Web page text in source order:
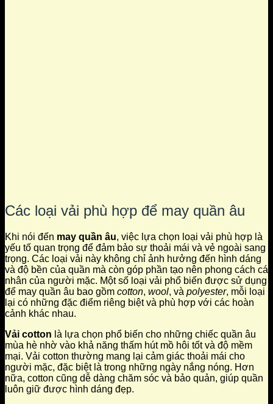
Các loại vải phù hợp để may quần âu
Khi nói đến may quần âu, việc lựa chọn loại vải phù hợp là
yếu tố quan trọng để đảm bảo sự thoải mái và vẻ ngoài sang
trọng. Các loại vải này không chỉ ảnh hưởng đến hình dáng
và độ bền của quần mà còn góp phần tạo nên phong cách cá
nhân của người mặc. Một số loại vải phổ biến được sử dụng
để may quần âu bao gồm cotton, wool, và polyester, mỗi loại
lại có những đặc điểm riêng biệt và phù hợp với các hoàn
cảnh khác nhau.
Vải cotton là lựa chọn phổ biến cho những chiếc quần âu
mùa hè nhờ vào khả năng thấm hút mồ hôi tốt và độ mềm
mại. Vải cotton thường mang lại cảm giác thoải mái cho
người mặc, đặc biệt là trong những ngày nắng nóng. Hơn
nữa, cotton cũng dễ dàng chăm sóc và bảo quản, giúp quần
luôn giữ được hình dáng đẹp.